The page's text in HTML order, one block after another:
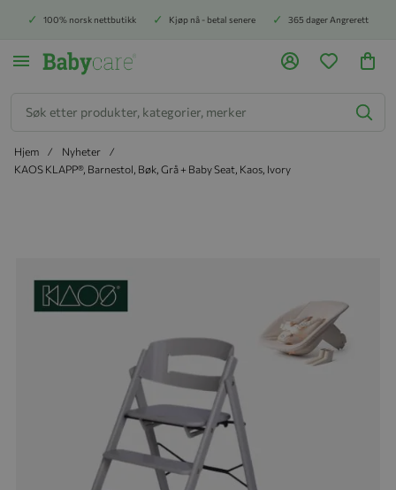
100% norsk nettbutikk Kjøp nå - betal senere 365 dager Angrerett
Hjem
Nyheter
KAOS KLAPP®, Barnestol, Bøk, Grå + Baby Seat, Kaos, Ivory